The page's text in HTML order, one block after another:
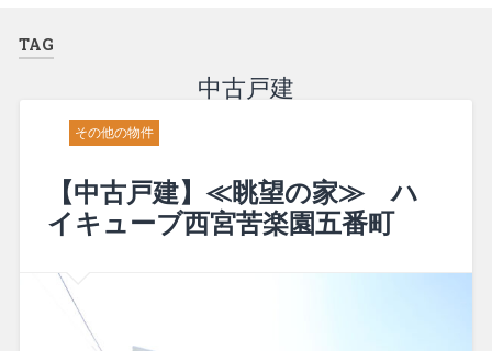
TAG
中古戸建
その他の物件
【中古戸建】≪眺望の家≫ ハ
イキューブ西宮苦楽園五番町